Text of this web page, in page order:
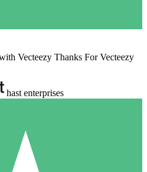
Vecteezy Thanks For Vecteezy
hast enterprises